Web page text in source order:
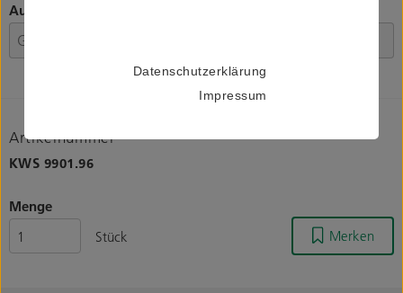
Datenschutzerklärung
Impressum
Ausführung
Artikelnummer
KWS 9901.96
Menge
Stück
Merken